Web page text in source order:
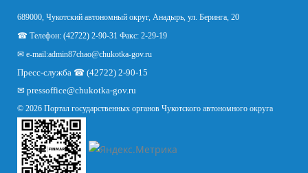
689000, Чукотский автономный округ, Анадырь, ул. Беринга, 20
☎ Телефон: (42722) 2-90-31 Факс: 2-29-19
✉ e-mail:admin87chao@chukotka-gov.ru
Пресс-служба ☎ (42722) 2-90-15
✉ pressoffice@chukotka-gov.ru
© 2026 Портал государственных органов Чукотского автономного округа